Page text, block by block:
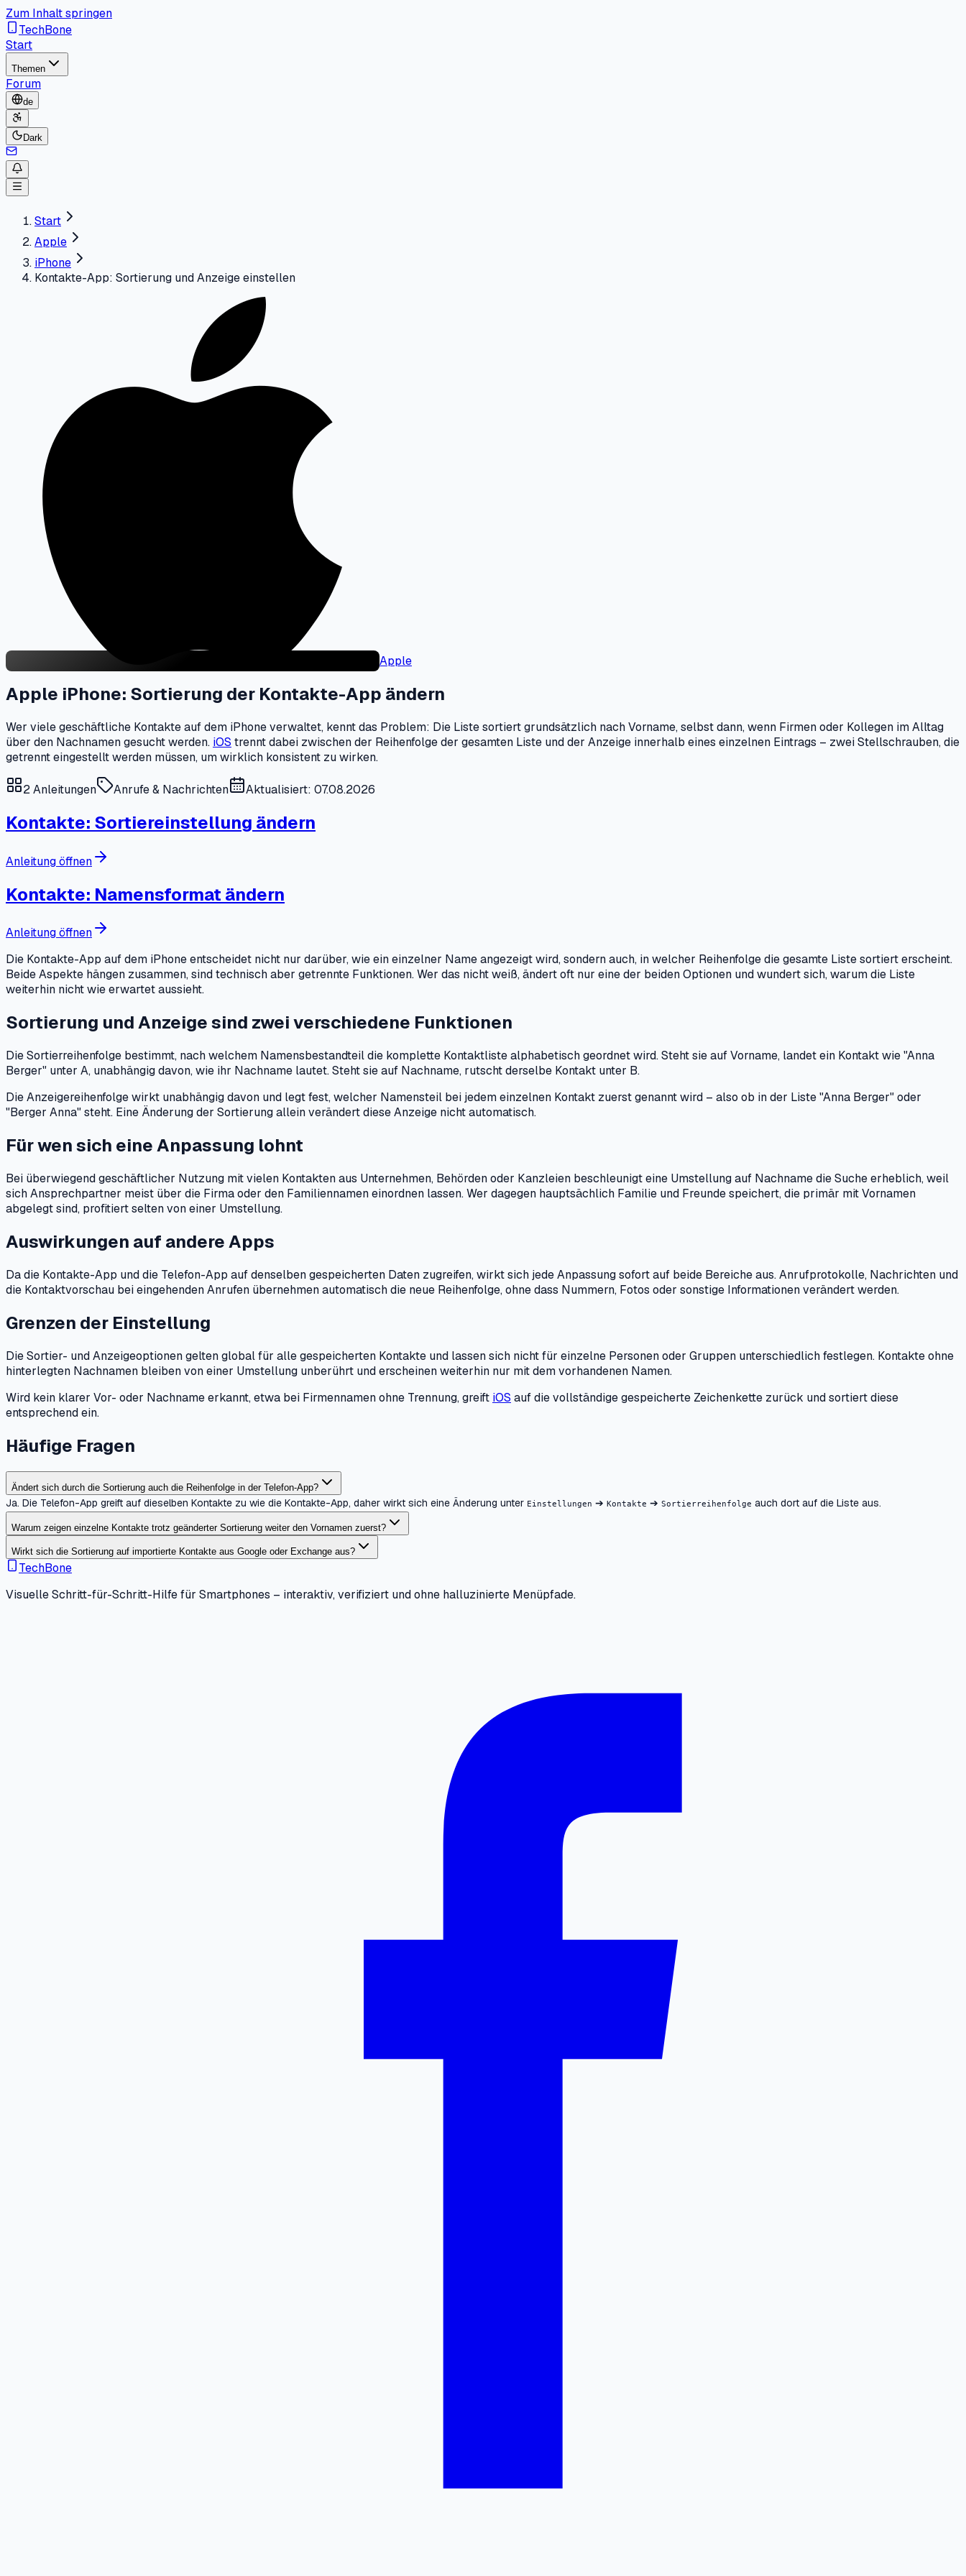
Zum Inhalt springen
TechBone
Start
Themen
Forum
de
Dark
Start
Apple
iPhone
Kontakte-App: Sortierung und Anzeige einstellen
Apple
Apple iPhone: Sortierung der Kontakte-App ändern
Wer viele geschäftliche Kontakte auf dem iPhone verwaltet, kennt das Problem: Die Liste sortiert grundsätzlich nach Vorname, selbst dann, wenn Firmen oder Kollegen im Alltag
über den Nachnamen gesucht werden. iOS trennt dabei zwischen der Reihenfolge der gesamten Liste und der Anzeige innerhalb eines einzelnen Eintrags – zwei Stellschrauben, die
getrennt eingestellt werden müssen, um wirklich konsistent zu wirken.
2Anleitungen Anrufe & Nachrichten Aktualisiert: 07.08.2026
Kontakte: Sortiereinstellung ändern
Anleitung öffnen
Kontakte: Namensformat ändern
Anleitung öffnen
Die Kontakte-App auf dem iPhone entscheidet nicht nur darüber, wie ein einzelner Name angezeigt wird, sondern auch, in welcher Reihenfolge die gesamte Liste sortiert erscheint.
Beide Aspekte hängen zusammen, sind technisch aber getrennte Funktionen. Wer das nicht weiß, ändert oft nur eine der beiden Optionen und wundert sich, warum die Liste
weiterhin nicht wie erwartet aussieht.
Sortierung und Anzeige sind zwei verschiedene Funktionen
Die Sortierreihenfolge bestimmt, nach welchem Namensbestandteil die komplette Kontaktliste alphabetisch geordnet wird. Steht sie auf Vorname, landet ein Kontakt wie "Anna
Berger" unter A, unabhängig davon, wie ihr Nachname lautet. Steht sie auf Nachname, rutscht derselbe Kontakt unter B.
Die Anzeigereihenfolge wirkt unabhängig davon und legt fest, welcher Namensteil bei jedem einzelnen Kontakt zuerst genannt wird – also ob in der Liste "Anna Berger" oder
"Berger Anna" steht. Eine Änderung der Sortierung allein verändert diese Anzeige nicht automatisch.
Für wen sich eine Anpassung lohnt
Bei überwiegend geschäftlicher Nutzung mit vielen Kontakten aus Unternehmen, Behörden oder Kanzleien beschleunigt eine Umstellung auf Nachname die Suche erheblich, weil
sich Ansprechpartner meist über die Firma oder den Familiennamen einordnen lassen. Wer dagegen hauptsächlich Familie und Freunde speichert, die primär mit Vornamen
abgelegt sind, profitiert selten von einer Umstellung.
Auswirkungen auf andere Apps
Da die Kontakte-App und die Telefon-App auf denselben gespeicherten Daten zugreifen, wirkt sich jede Anpassung sofort auf beide Bereiche aus. Anrufprotokolle, Nachrichten und
die Kontaktvorschau bei eingehenden Anrufen übernehmen automatisch die neue Reihenfolge, ohne dass Nummern, Fotos oder sonstige Informationen verändert werden.
Grenzen der Einstellung
Die Sortier- und Anzeigeoptionen gelten global für alle gespeicherten Kontakte und lassen sich nicht für einzelne Personen oder Gruppen unterschiedlich festlegen. Kontakte ohne
hinterlegten Nachnamen bleiben von einer Umstellung unberührt und erscheinen weiterhin nur mit dem vorhandenen Namen.
Wird kein klarer Vor- oder Nachname erkannt, etwa bei Firmennamen ohne Trennung, greift iOS auf die vollständige gespeicherte Zeichenkette zurück und sortiert diese
entsprechend ein.
Häufige Fragen
Ändert sich durch die Sortierung auch die Reihenfolge in der Telefon-App?
Ja. Die Telefon-App greift auf dieselben Kontakte zu wie die Kontakte-App, daher wirkt sich eine Änderung unter Einstellungen ➔ Kontakte ➔ Sortierreihenfolge auch dort auf die Liste aus.
Warum zeigen einzelne Kontakte trotz geänderter Sortierung weiter den Vornamen zuerst?
Wirkt sich die Sortierung auf importierte Kontakte aus Google oder Exchange aus?
TechBone
Visuelle Schritt-für-Schritt-Hilfe für Smartphones – interaktiv, verifiziert und ohne halluzinierte Menüpfade.